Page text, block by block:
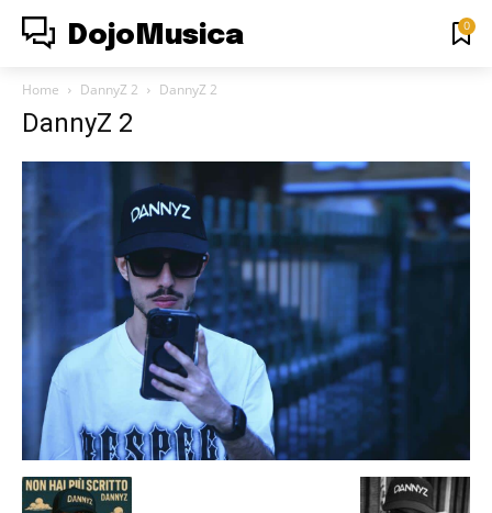
DojoMusica 0
Home DannyZ 2 DannyZ 2
DannyZ 2